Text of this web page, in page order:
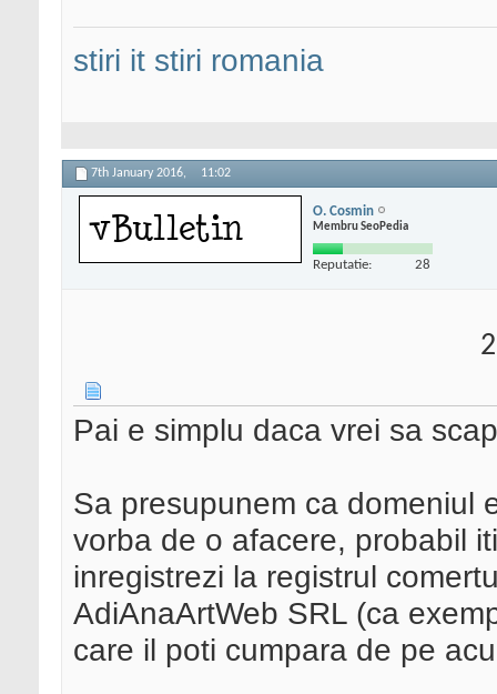
stiri it stiri romania
7th January 2016, 11:02
O. Cosmin
Membru SeoPedia
Reputatie: 28
Pai e simplu daca vrei sa
Sa presupunem ca domeniul
vorba de o afacere, probabil
inregistrezi la registrul
AdiAnaArtWeb SRL (ca
care il poti cumpara de pe